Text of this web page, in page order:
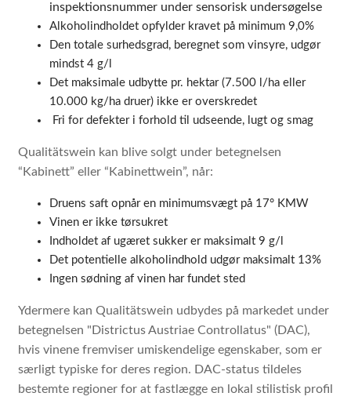
inspektionsnummer under sensorisk undersøgelse
Alkoholindholdet opfylder kravet på minimum 9,0%
Den totale surhedsgrad, beregnet som vinsyre, udgør
mindst 4 g/l
Det maksimale udbytte pr. hektar (7.500 l/ha eller
10.000 kg/ha druer) ikke er overskredet
Fri for defekter i forhold til udseende, lugt og smag
Qualitätswein kan blive solgt under betegnelsen
“Kabinett” eller “Kabinettwein”, når:
Druens saft opnår en minimumsvægt på 17° KMW
Vinen er ikke tørsukret
Indholdet af ugæret sukker er maksimalt 9 g/l
Det potentielle alkoholindhold udgør maksimalt 13%
Ingen sødning af vinen har fundet sted
Ydermere kan Qualitätswein udbydes på markedet under
betegnelsen "Districtus Austriae Controllatus" (DAC),
hvis vinene fremviser umiskendelige egenskaber, som er
særligt typiske for deres region. DAC-status tildeles
bestemte regioner for at fastlægge en lokal stilistisk profil